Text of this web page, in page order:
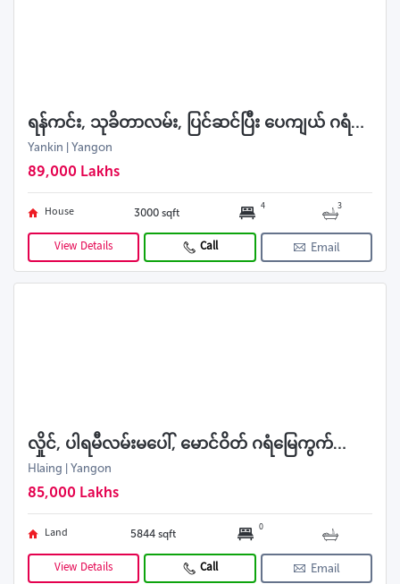
ရန်ကင်း, သုခိတာလမ်း, ပြင်ဆင်ပြီး ပေကျယ် ဂရံလုံးချင်းအရောင်း
Yankin | Yangon
89,000 Lakhs
House 3000 sqft 4 3
View Details Call Email
လှိုင်, ပါရမီလမ်းမပေါ်, မောင်ဝိတ် ဂရံမြေကွက်ရောင်းမည်
Hlaing | Yangon
85,000 Lakhs
Land 5844 sqft 0
View Details Call Email